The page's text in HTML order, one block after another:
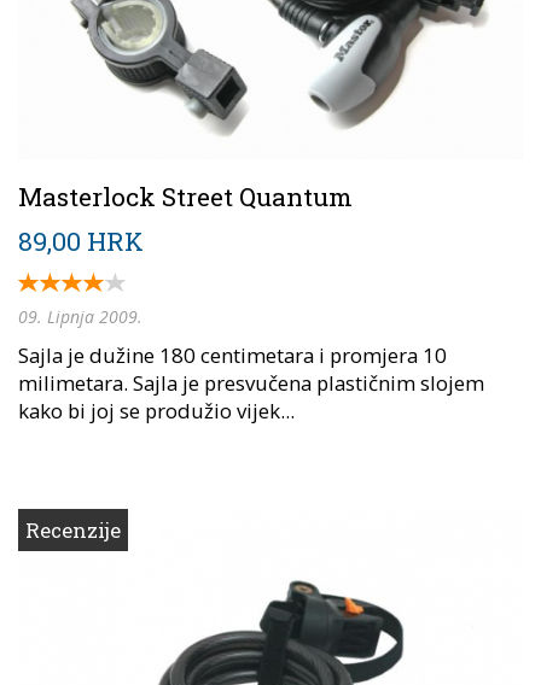
Masterlock Street Quantum
89,00 HRK
09. Lipnja 2009.
Sajla je dužine 180 centimetara i promjera 10
milimetara. Sajla je presvučena plastičnim slojem
kako bi joj se produžio vijek...
Recenzije